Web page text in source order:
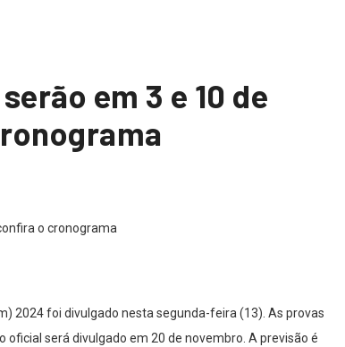
em 3 e 10 de
2024 foi divulgado nesta segunda-feira (13). As provas
oficial será divulgado em 20 de novembro. A previsão é